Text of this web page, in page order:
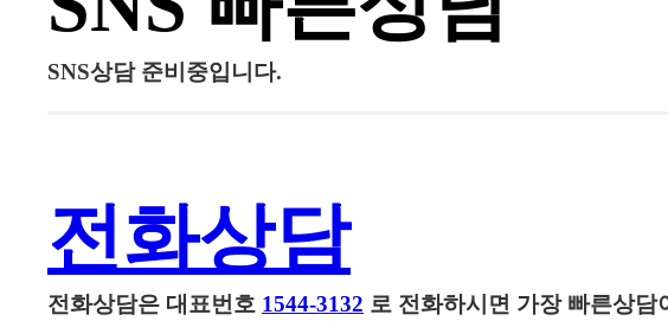
SNS상담 준비중입니다.
전화상담
전화상담은 대표번호 1544-3132 로 전화하시면 가장 빠른상담